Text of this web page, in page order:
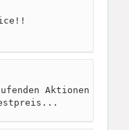
Aktionen